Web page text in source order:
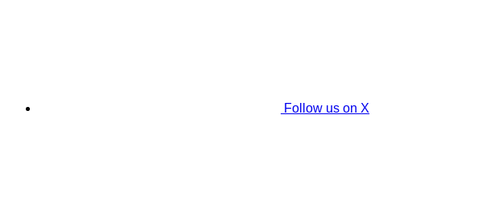
Follow us on X